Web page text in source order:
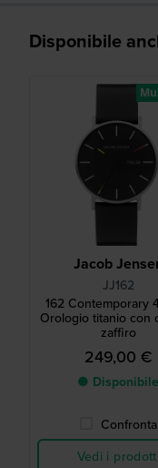
Disponibile
Jacob
JJ162
162 Contemporary
Orologio titanio con
zaffiro
249,00 €
● Disponibile
Confronta
Vedi i prodotti